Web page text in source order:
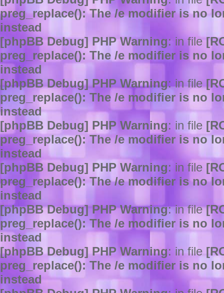
preg_replace(): The /e modifier is no
instead
[phpBB Debug] PHP Warning: in file
preg_replace(): The /e modifier is no
instead
[phpBB Debug] PHP Warning: in file
preg_replace(): The /e modifier is no
instead
[phpBB Debug] PHP Warning: in file
preg_replace(): The /e modifier is no
instead
[phpBB Debug] PHP Warning: in file
preg_replace(): The /e modifier is no
instead
[phpBB Debug] PHP Warning: in file
preg_replace(): The /e modifier is no
instead
[phpBB Debug] PHP Warning: in file
preg_replace(): The /e modifier is no
instead